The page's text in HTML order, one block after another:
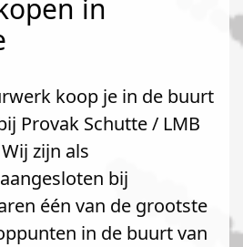
in
koop je in de buurt
Provak Schutte / LMB
zijn als
bij
één van de grootste
in de buurt van